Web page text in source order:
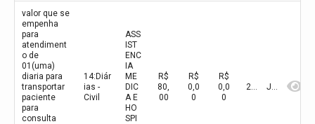
valor que se
empenha
para
atendiment
o de
01(uma)
diaria para
transportar
paciente
para
consulta
14:Diár
ias -
Civil
ASS
IST
ENC
IA
ME
DIC
A E
HO
SPI
R$
80,
00
R$
0,0
0
R$
0,0
0
2026 Junho